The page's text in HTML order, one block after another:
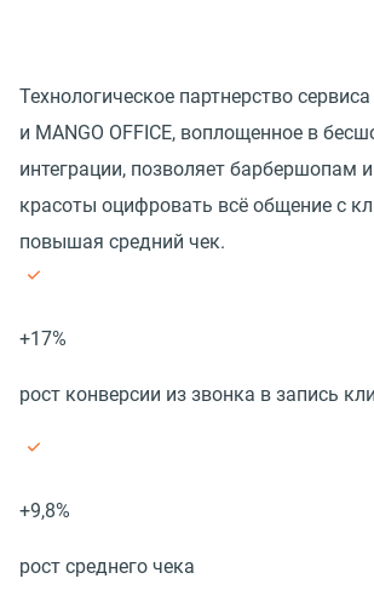
Технологическое партнерство сервиса
и MANGO OFFICE, воплощенное в
интеграции, позволяет барбершопам
красоты оцифровать всё общение с
повышая средний чек.
+17%
рост конверсии из звонка в запись
+9,8%
рост среднего чека